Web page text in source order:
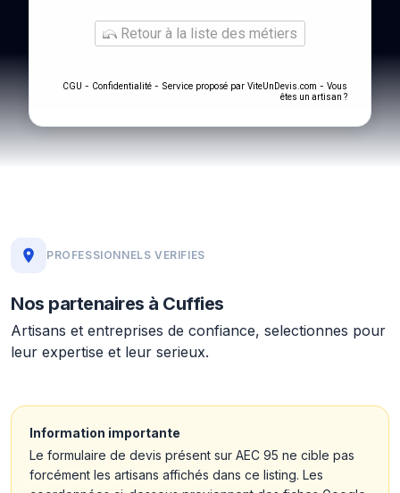
Retour à la liste des métiers
CGU - Confidentialité - Service proposé par ViteUnDevis.com - Vous
êtes un artisan ?
PROFESSIONNELS VERIFIES
Nos partenaires à Cuffies
Artisans et entreprises de confiance, selectionnes pour
leur expertise et leur serieux.
Information importante
Le formulaire de devis présent sur AEC 95 ne cible pas
forcément les artisans affichés dans ce listing. Les